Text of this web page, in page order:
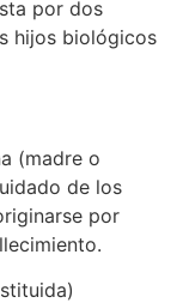
por dos
hijos biológicos
(madre o
de los
por